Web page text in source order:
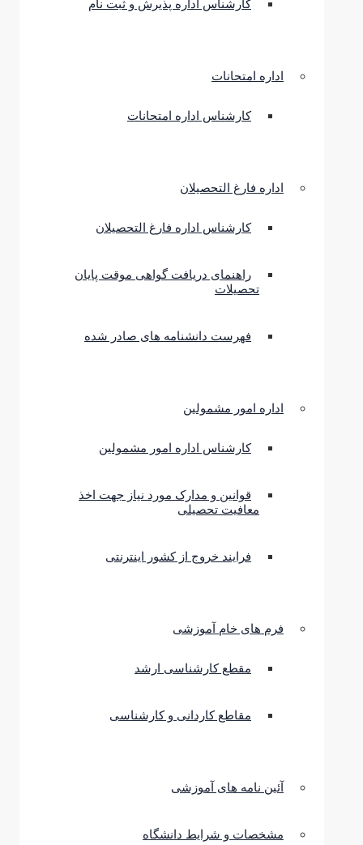
کارشناس اداره پذیرش و ثبت نام
اداره امتحانات
کارشناس اداره امتحانات
اداره فارغ التحصیلان
کارشناس اداره فارغ التحصیلان
راهنمای دریافت گواهی موقت پایان
تحصیلات
فهرست دانشنامه های صادر شده
اداره امور مشمولین
کارشناس اداره امور مشمولین
قوانین و مدارک مورد نیاز جهت اخذ
معافیت تحصیلی
فرایند خروج از کشور اینترنتی
فرم های خام آموزشی
مقطع کارشناسی ارشد
مقاطع کاردانی و کارشناسی
آئین نامه های آموزشی
مشخصات و شرایط دانشگاه